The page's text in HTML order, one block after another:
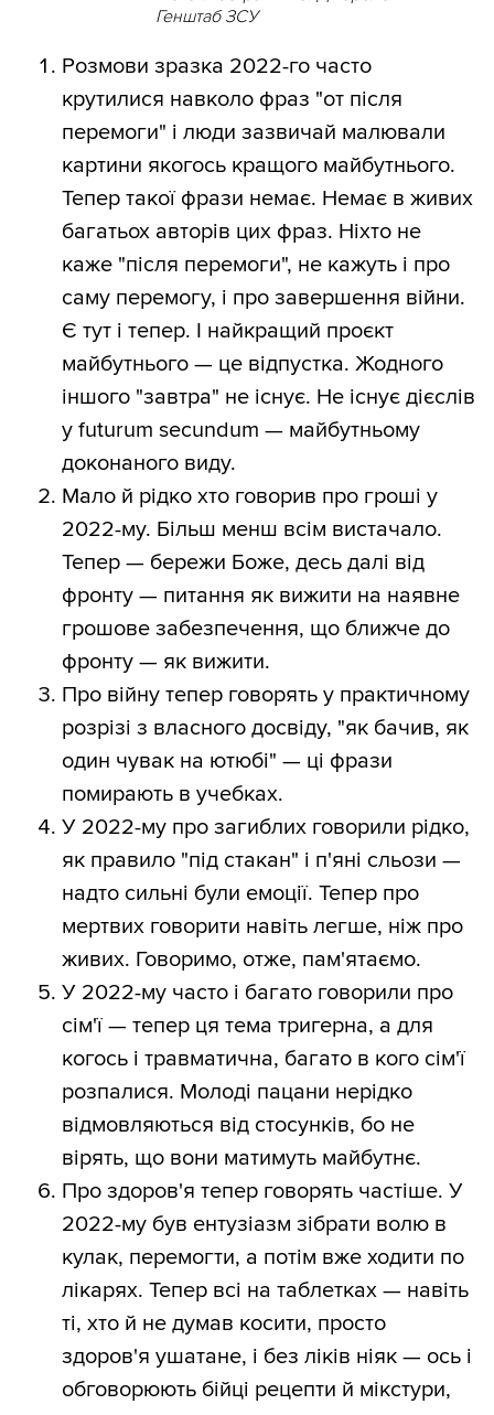
Генштаб ЗСУ
Розмови зразка 2022-го часто
крутилися навколо фраз "от після
перемоги" і люди зазвичай малювали
картини якогось кращого майбутнього.
Тепер такої фрази немає. Немає в живих
багатьох авторів цих фраз. Ніхто не
каже "після перемоги", не кажуть і про
саму перемогу, і про завершення війни.
Є тут і тепер. І найкращий проєкт
майбутнього — це відпустка. Жодного
іншого "завтра" не існує. Не існує дієслів
у futurum secundum — майбутньому
доконаного виду.
Мало й рідко хто говорив про гроші у
2022-му. Більш менш всім вистачало.
Тепер — бережи Боже, десь далі від
фронту — питання як вижити на наявне
грошове забезпечення, що ближче до
фронту — як вижити.
Про війну тепер говорять у практичному
розрізі з власного досвіду, "як бачив, як
один чувак на ютюбі" — ці фрази
помирають в учебках.
У 2022-му про загиблих говорили рідко,
як правило "під стакан" і п'яні сльози —
надто сильні були емоції. Тепер про
мертвих говорити навіть легше, ніж про
живих. Говоримо, отже, пам'ятаємо.
У 2022-му часто і багато говорили про
сім'ї — тепер ця тема тригерна, а для
когось і травматична, багато в кого сім'ї
розпалися. Молоді пацани нерідко
відмовляються від стосунків, бо не
вірять, що вони матимуть майбутнє.
Про здоров'я тепер говорять частіше. У
2022-му був ентузіазм зібрати волю в
кулак, перемогти, а потім вже ходити по
лікарях. Тепер всі на таблетках — навіть
ті, хто й не думав косити, просто
здоров'я ушатане, і без ліків ніяк — ось і
обговорюють бійці рецепти й мікстури,